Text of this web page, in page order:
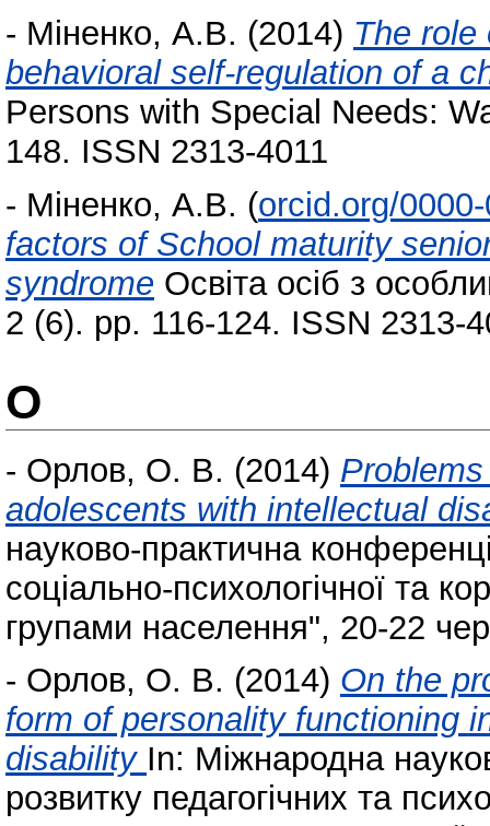
- Міненко, А.В. (2014) The
behavioral self-regulation of a
Persons with Special Needs:
148. ISSN 2313-4011
- Міненко, А.В. (orcid.org/
factors of School maturity
syndrome Освіта осіб з
2 (6). pp. 116-124. ISSN 2313-
О
- Орлов, О. В. (2014)
adolescents with intellectual
науково-практична
соціально-психологічної та
групами населення", 20-22
- Орлов, О. В. (2014) On the
form of personality functioning
disability In: Міжнародна
розвитку педагогічних та